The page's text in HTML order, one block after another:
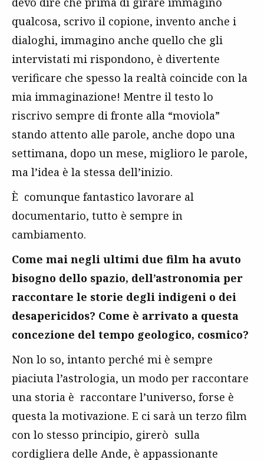
qualcosa, scrivo il copione, invento anche i
dialoghi, immagino anche quello che gli
intervistati mi rispondono, è divertente
verificare che spesso la realtà coincide con la
mia immaginazione! Mentre il testo lo
riscrivo sempre di fronte alla “moviola”
stando attento alle parole, anche dopo una
settimana, dopo un mese, miglioro le parole,
ma l’idea è la stessa dell’inizio.
È comunque fantastico lavorare al
documentario, tutto è sempre in
cambiamento.
Come mai negli ultimi due film ha avuto
bisogno dello spazio, dell’astronomia per
raccontare le storie degli indigeni o dei
desapericidos? Come è arrivato a questa
concezione del tempo geologico, cosmico?
Non lo so, intanto perché mi è sempre
piaciuta l’astrologia, un modo per raccontare
una storia è raccontare l’universo, forse è
questa la motivazione. E ci sarà un terzo film
con lo stesso principio, girerò sulla
cordigliera delle Ande, è appassionante